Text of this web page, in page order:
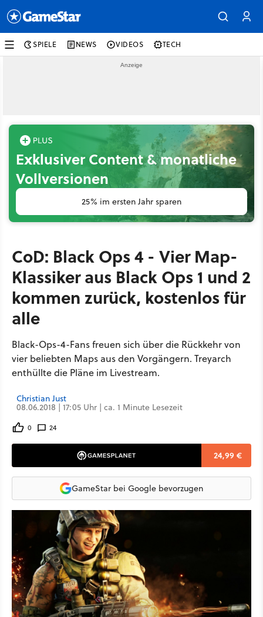
SPIELE NEWS VIDEOS TECH
Exklusiver Content & monatliche
Vollversionen
25% im ersten Jahr sparen
CoD: Black Ops 4 - Vier Map-
Klassiker aus Black Ops 1 und 2
kommen zurück, kostenlos für
alle
Black-Ops-4-Fans freuen sich über die Rückkehr von
vier beliebten Maps aus den Vorgängern. Treyarch
enthüllte die Pläne im Livestream.
Christian Just
08.06.2018 | 17:05 Uhr | ca. 1 Minute Lesezeit
0 24
24,99 €
GameStar bei Google bevorzugen